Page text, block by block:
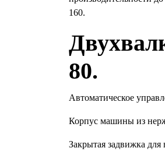
160.
80.
Автоматическое
Корпус машины из
Закрытая задвижка для